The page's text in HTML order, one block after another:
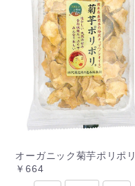
オーガニック菊芋ポリポリ
￥664